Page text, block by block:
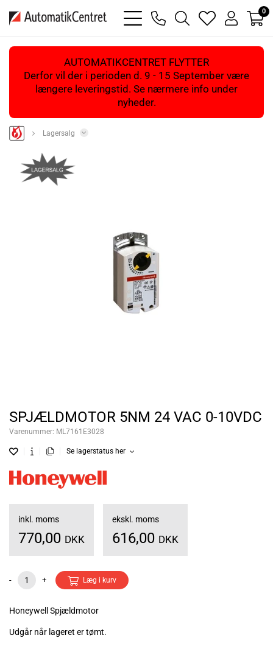
bars
light
phone
magnifying
glass
heart
light
user
light
0
AUTOMATIKCENTRET FLYTTER
Derfor vil der i perioden d. 9 - 15 September være
længere leveringstid. Se nærmere info under
nyheder.
Lagersalg
SPJÆLDMOTOR 5NM 24 VAC 0-10VDC
Varenummer: ML7161E3028
Se lagerstatus her
inkl. moms
770,00 DKK
ekskl. moms
616,00 DKK
- + Læg i kurv
Honeywell Spjældmotor
Udgår når lageret er tømt.